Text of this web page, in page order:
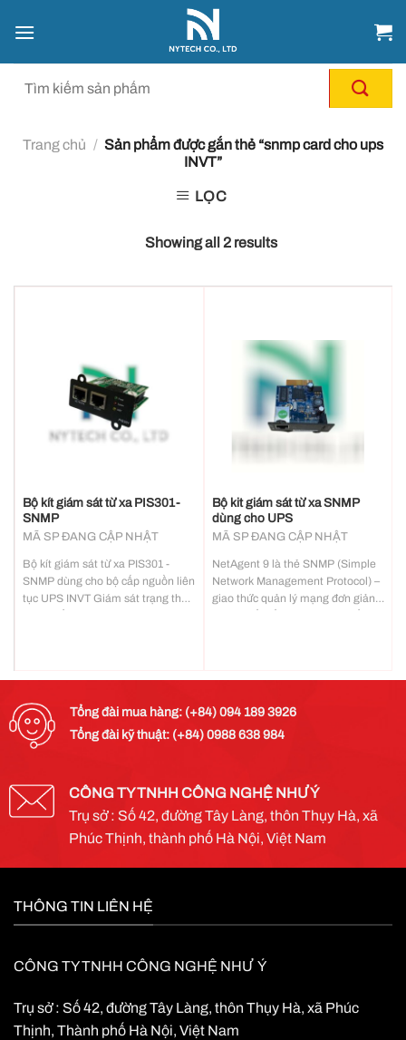
đến
Trang chủ / Sản phẩm được gắn thẻ “snmp card cho ups
INVT”
LỌC
Showing all 2 results
Bộ kít giám sát từ xa PIS301­
SNMP
MÃ SP ĐANG CẬP NHẬT
Bộ kít giám sát từ xa PIS301 ­
SNMP dùng cho bộ cấp nguồn liên
tục UPS INVT Giám sát trạng thái,
Bộ kit giám sát từ xa SNMP
dùng cho UPS
MÃ SP ĐANG CẬP NHẬT
NetAgent 9 là thẻ SNMP (Simple
Network Management Protocol) –
giao thức quản lý mạng đơn giản.
Tổng đài mua hàng: (+84) 094 189 3926
Tổng đài kỹ thuật: (+84) 0988 638 984
CÔNG TY TNHH CÔNG NGHỆ NHƯ Ý
Trụ sở : Số 42, đường Tây Làng, thôn Thụy Hà, xã
Phúc Thịnh, thành phố Hà Nội, Việt Nam
THÔNG TIN LIÊN HỆ
CÔNG TY TNHH CÔNG NGHỆ NHƯ Ý
Trụ sở : Số 42, đường Tây Làng, thôn Thụy Hà, xã Phúc
Thịnh, Thành phố Hà Nội, Việt Nam